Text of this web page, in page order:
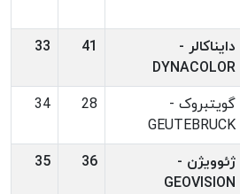
دایناکالر -
DYNACOLOR
41
33
گویتبروک -
GEUTEBRUCK
28
34
ژئوویژن -
GEOVISION
36
35